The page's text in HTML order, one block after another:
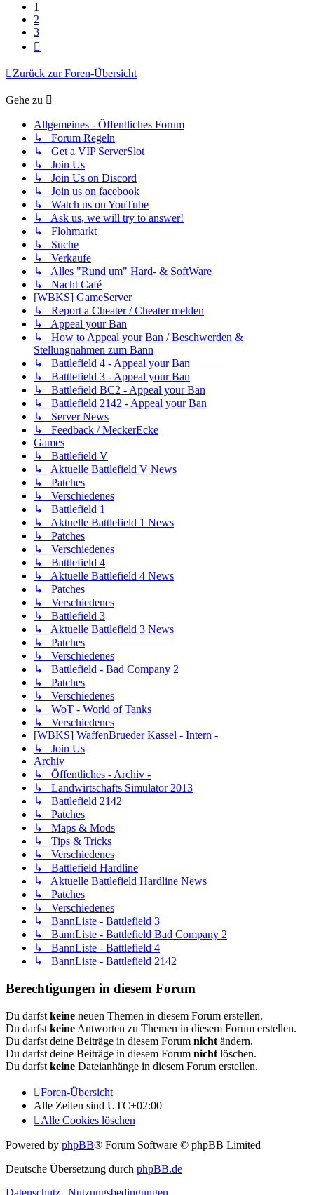
1
2
3
Zurück zur Foren-Übersicht
Gehe zu
Allgemeines - Öffentliches Forum
↳ Forum Regeln
↳ Get a VIP ServerSlot
↳ Join Us
↳ Join Us on Discord
↳ Join us on facebook
↳ Watch us on YouTube
↳ Ask us, we will try to answer!
↳ Flohmarkt
↳ Suche
↳ Verkaufe
↳ Alles "Rund um" Hard- & SoftWare
↳ Nacht Café
[WBKS] GameServer
↳ Report a Cheater / Cheater melden
↳ Appeal your Ban
↳ How to Appeal your Ban / Beschwerden &
Stellungnahmen zum Bann
↳ Battlefield 4 - Appeal your Ban
↳ Battlefield 3 - Appeal your Ban
↳ Battlefield BC2 - Appeal your Ban
↳ Battlefield 2142 - Appeal your Ban
↳ Server News
↳ Feedback / MeckerEcke
Games
↳ Battlefield V
↳ Aktuelle Battlefield V News
↳ Patches
↳ Verschiedenes
↳ Battlefield 1
↳ Aktuelle Battlefield 1 News
↳ Patches
↳ Verschiedenes
↳ Battlefield 4
↳ Aktuelle Battlefield 4 News
↳ Patches
↳ Verschiedenes
↳ Battlefield 3
↳ Aktuelle Battlefield 3 News
↳ Patches
↳ Verschiedenes
↳ Battlefield - Bad Company 2
↳ Patches
↳ Verschiedenes
↳ WoT - World of Tanks
↳ Verschiedenes
[WBKS] WaffenBrueder Kassel - Intern -
↳ Join Us
Archiv
↳ Öffentliches - Archiv -
↳ Landwirtschafts Simulator 2013
↳ Battlefield 2142
↳ Patches
↳ Maps & Mods
↳ Tips & Tricks
↳ Verschiedenes
↳ Battlefield Hardline
↳ Aktuelle Battlefield Hardline News
↳ Patches
↳ Verschiedenes
↳ BannListe - Battlefield 3
↳ BannListe - Battlefield Bad Company 2
↳ BannListe - Battlefield 4
↳ BannListe - Battlefield 2142
Berechtigungen in diesem Forum
Du darfst keine neuen Themen in diesem Forum erstellen.
Du darfst keine Antworten zu Themen in diesem Forum erstellen.
Du darfst deine Beiträge in diesem Forum nicht ändern.
Du darfst deine Beiträge in diesem Forum nicht löschen.
Du darfst keine Dateianhänge in diesem Forum erstellen.
Foren-Übersicht
Alle Zeiten sind UTC+02:00
Alle Cookies löschen
Powered by phpBB® Forum Software © phpBB Limited
Deutsche Übersetzung durch phpBB.de
Datenschutz | Nutzungsbedingungen